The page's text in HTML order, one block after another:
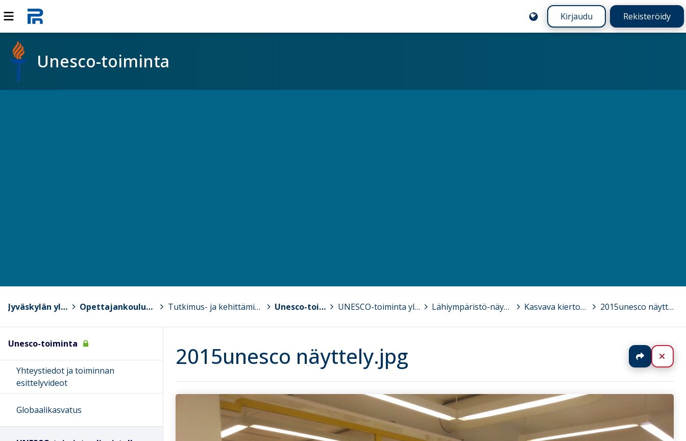
Kirjaudu Rekisteröidy
Unesco-toiminta
Jyväskylän yliopisto > Opettajankoulutuslaitos > Tutkimus- ja kehittämishankkeita > Unesco-toiminta > UNESCO-toiminta yliopistolla > Lähiympäristö-näyttely 2015 > Kasvava kiertonäyttely > 2015unesco näyttely.jpg
2015unesco näyttely.jpg Jaa
Unesco-toiminta
Yhteystiedot ja toiminnan
esittelyvideot
Globaalikasvatus